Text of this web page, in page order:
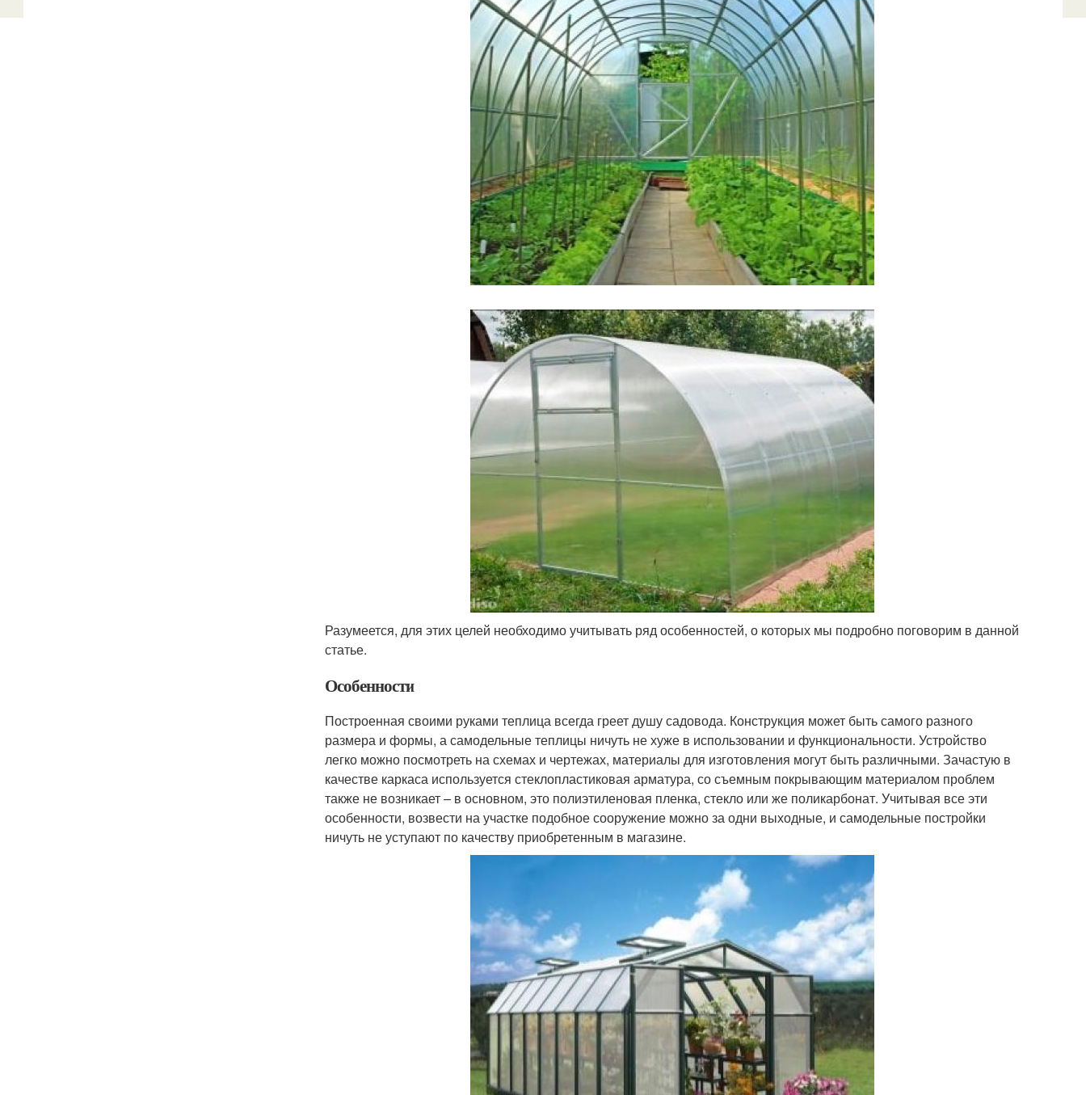
Разумеется, для этих целей необходимо учитывать ряд особенностей, о которых мы подробно поговорим в данной
статье.
Особенности
Построенная своими руками теплица всегда греет душу садовода. Конструкция может быть самого разного
размера и формы, а самодельные теплицы ничуть не хуже в использовании и функциональности. Устройство
легко можно посмотреть на схемах и чертежах, материалы для изготовления могут быть различными. Зачастую в
качестве каркаса используется стеклопластиковая арматура, со съемным покрывающим материалом проблем
также не возникает – в основном, это полиэтиленовая пленка, стекло или же поликарбонат. Учитывая все эти
особенности, возвести на участке подобное сооружение можно за одни выходные, и самодельные постройки
ничуть не уступают по качеству приобретенным в магазине.